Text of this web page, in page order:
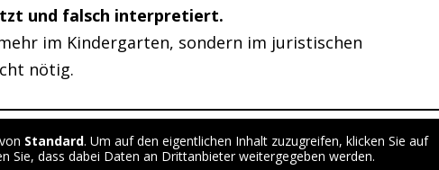
und falsch interpretiert.
im Kindergarten, sondern im juristischen
nötig.
Standard. Um auf den eigentlichen Inhalt zuzugreifen, klicken Sie auf
Sie, dass dabei Daten an Drittanbieter weitergegeben werden.